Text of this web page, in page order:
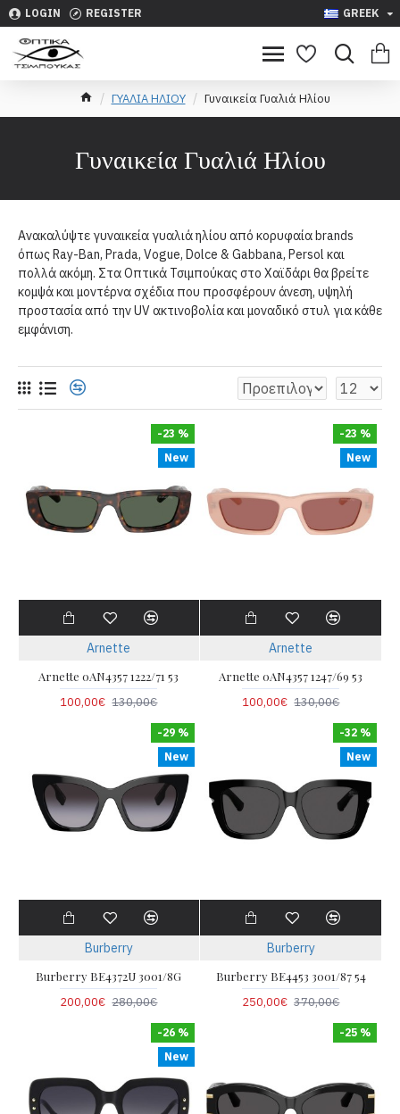
LOGIN REGISTER GREEK
ΓΥΑΛΙΑ ΗΛΙΟΥ Γυναικεία Γυαλιά Ηλίου
Γυναικεία Γυαλιά Ηλίου
Ανακαλύψτε γυναικεία γυαλιά ηλίου από κορυφαία brands
όπως Ray-Ban, Prada, Vogue, Dolce & Gabbana, Persol και
πολλά ακόμη. Στα Οπτικά Τσιμπούκας στο Χαϊδάρι θα βρείτε
κομψά και μοντέρνα σχέδια που προσφέρουν άνεση, υψηλή
προστασία από την UV ακτινοβολία και μοναδικό στυλ για κάθε
εμφάνιση.
New
-23 %
Arnette
Arnette 0AN4357 1222/71 53
100,00€ 130,00€
New
-23 %
Arnette
Arnette 0AN4357 1247/69 53
100,00€ 130,00€
New
-29 %
Burberry
Burberry BE4372U 3001/8G
200,00€ 280,00€
New
-32 %
Burberry
Burberry BE4453 3001/87 54
250,00€ 370,00€
New
-26 % -25 %